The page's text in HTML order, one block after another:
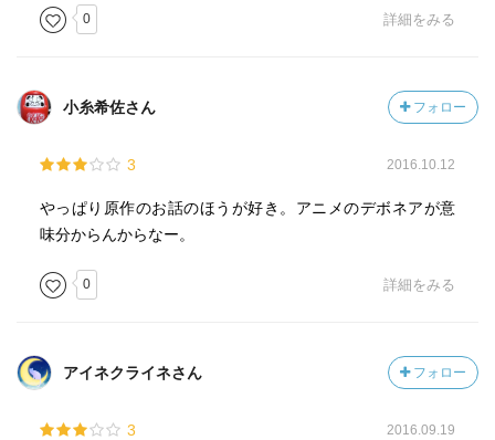
0 詳細をみる
小糸希佐さん フォロー
3 2016.10.12
やっぱり原作のお話のほうが好き。アニメのデボネアが意
味分からんからなー。
0 詳細をみる
アイネクライネさん フォロー
3 2016.09.19